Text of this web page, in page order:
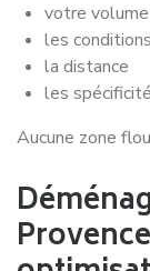
votre
les
la distance
les
Aucune zone